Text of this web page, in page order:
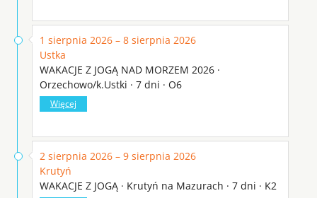
1 sierpnia 2026 – 8 sierpnia 2026
Ustka
WAKACJE Z JOGĄ NAD MORZEM 2026 ·
Orzechowo/k.Ustki · 7 dni · O6
Więcej
2 sierpnia 2026 – 9 sierpnia 2026
Krutyń
WAKACJE Z JOGĄ · Krutyń na Mazurach · 7 dni · K2